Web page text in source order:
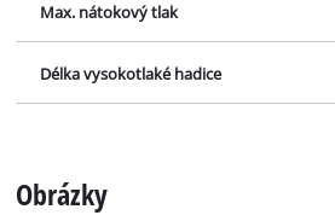
Max. nátokový tlak
Délka vysokotlaké hadice
Obrázky